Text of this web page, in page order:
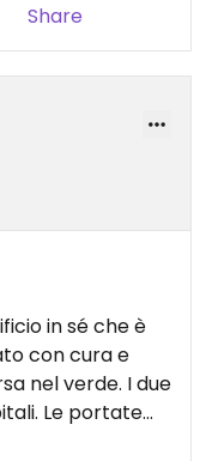
Share
in sé che è
con cura e
nel verde. I due
Le portate
cena perfetta!